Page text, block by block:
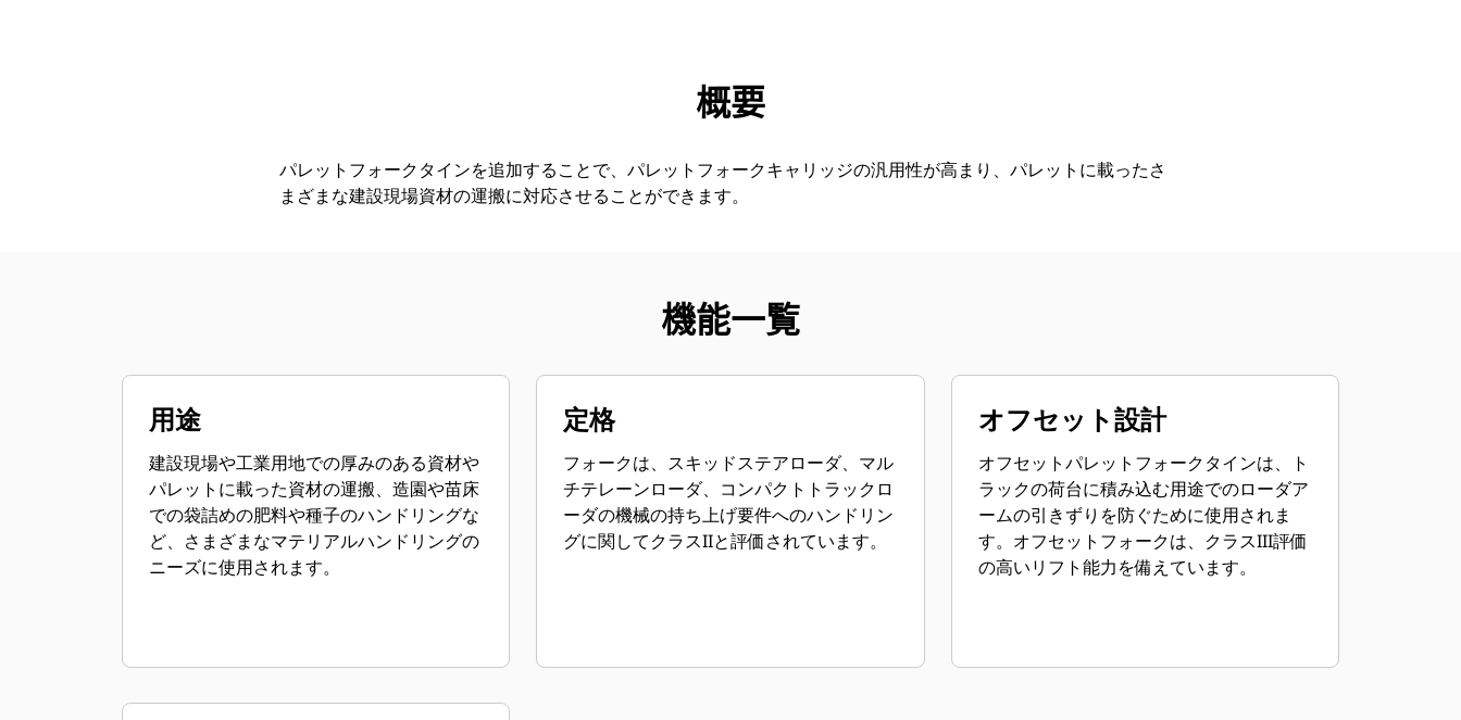
ツアー
概要
パレットフォークタインを追加することで、パレットフォークキャリッジの汎用性が高まり、パレットに載ったさ
まざまな建設現場資材の運搬に対応させることができます。
機能一覧
用途
建設現場や工業用地での厚みのある資材や
パレットに載った資材の運搬、造園や苗床
での袋詰めの肥料や種子のハンドリングな
ど、さまざまなマテリアルハンドリングの
ニーズに使用されます。
定格
フォークは、スキッドステアローダ、マル
チテレーンローダ、コンパクトトラックロ
ーダの機械の持ち上げ要件へのハンドリン
グに関してクラスIIと評価されています。
オフセット設計
オフセットパレットフォークタインは、ト
ラックの荷台に積み込む用途でのローダア
ームの引きずりを防ぐために使用されま
す。オフセットフォークは、クラスIII評価
の高いリフト能力を備えています。